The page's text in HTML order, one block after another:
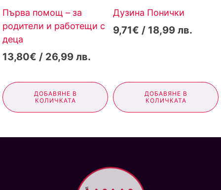
Първа помощ – за
родители и работещи с
деца
13,80€ / 26,99 лв.
ДОБАВЯНЕ В
КОЛИЧКАТА
Дузина Понички
9,71€ / 18,99 лв.
ДОБАВЯНЕ В
КОЛИЧКАТА